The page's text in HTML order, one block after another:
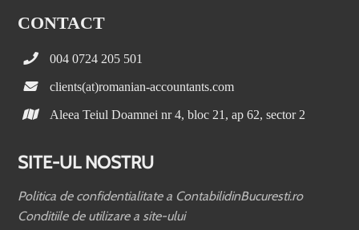
CONTACT
004 0724 205 501
clients(at)romanian-accountants.com
Aleea Teiul Doamnei nr 4, bloc 21, ap 62, sector 2
SITE-UL NOSTRU
Politica de confidentialitate a ContabilidinBucuresti.ro
Conditiile de utilizare a site-ului